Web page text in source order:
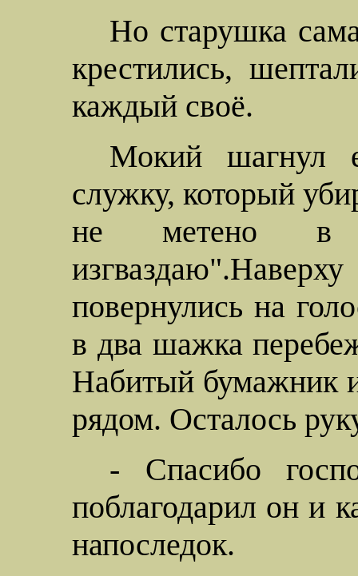
Но старушка
крестились,
каждый своё.
Мокий шагнул
служку, который
не метено в
повернулись на
в два шажка
Набитый бумажник
рядом. Осталось
- Спасибо
поблагодарил он и
напоследок.